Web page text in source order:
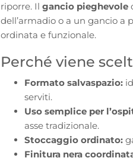
riporre. Ilgancio pieghevole
dell’armadio o a un gancio a
ordinata e funzionale.
Perché viene
Formato salvaspazio:
serviti.
Uso semplice per
asse tradizionale.
Stoccaggio ordinato:
Finitura nera